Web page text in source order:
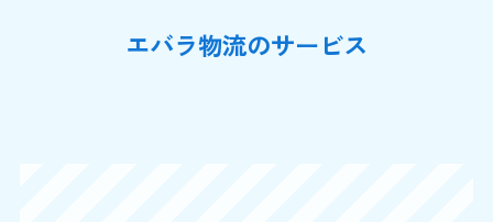
エバラ物流のサービス